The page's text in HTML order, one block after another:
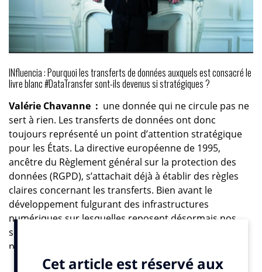
INfluencia : Pourquoi les transferts de données auxquels est consacré le
livre blanc #DataTransfer sont-ils devenus si stratégiques ?
Valérie Chavanne : une donnée qui ne circule pas ne
sert à rien. Les transferts de données ont donc
toujours représenté un point d’attention stratégique
pour les États. La directive européenne de 1995,
ancêtre du Règlement général sur la protection des
données (RGPD), s’attachait déjà à établir des règles
claires concernant les transferts. Bien avant le
développement fulgurant des infrastructures
numériques sur lesquelles reposent désormais nos
sociétés et qui rendent cette question d’autant plus
pressante ! La maîtrise des transferts de données
personnelles est donc devenue essentielle pour éviter